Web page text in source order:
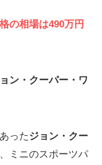
の相場は490万円
ョン・クーパー・ワ
ったジョン・クー
ミニのスポーツパ